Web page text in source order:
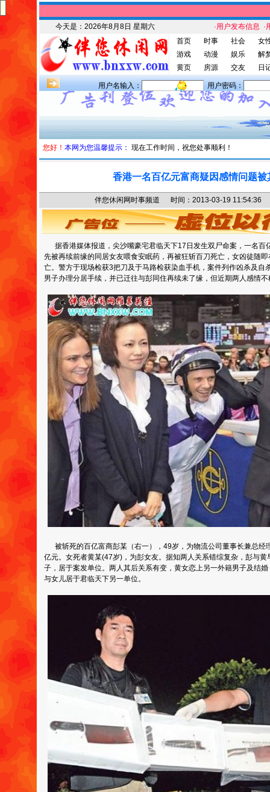
今天是： 2026年8月8日 星期六 ·用户发布信息 ·
首页
时事 社会
女
游戏
动漫 娱乐
解
黄页
房源 交友 日
用户名输入： 用户密码：
您好！ 本网为您温馨提示： 现在工作时间，祝您处事顺利！
香港一名百亿元富商疑因感情问题被
伴您休闲网时事频道 时间：2013-03-19
据香港媒体报道，尖沙嘴豪宅君临天下17日发生双尸命案，一名百
先被再续前缘的同居女友喂食安眠药，再被狂斩百刀死亡，女凶徒随
亡。警方于现场检获3把刀及于马路检获染血手机，案件列作凶杀及自
男子办理分居手续，并已迁往与彭同住再续未了缘，但近期两人感情
被斩死的百亿富商彭某（右一），49岁，为物流公司董事长兼总经
亿元。女死者黄某(47岁)，为彭女友。据知两人关系错综复杂，彭与
子，居于案发单位。两人其后关系有变，黄女恋上另一外籍男子及结
与女儿居于君临天下另一单位。